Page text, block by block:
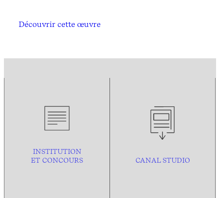
Découvrir cette œuvre
INSTITUTION
ET CONCOURS
CANAL STUDIO